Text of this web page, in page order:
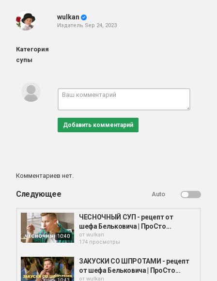
wulkan
Издатель Sep 24, 2023
Категория
супы
Добавить комментарий
Комментариев нет.
Следующее Auto
10:40
ЧЕСНОЧНЫЙ СУП - рецепт от
шефа Бельковича | ПроСто...
от wulkan
174 просмотры
ЗАКУСКИ СО ШПРОТАМИ - рецепт
от шефа Бельковича | ПроСто...
от wulkan